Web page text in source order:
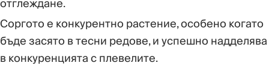
Соргото е конкурентно растение, особено когато
бъде засято в тесни редове, и успешно надделява
в конкуренцията с плевелите.